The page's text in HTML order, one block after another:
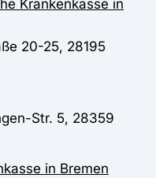
Krankenkasse in
20-25, 28195
Str. 5, 28359
in Bremen